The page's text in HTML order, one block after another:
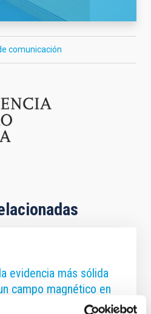
comunicación
evidencia más sólida
campo magnético en